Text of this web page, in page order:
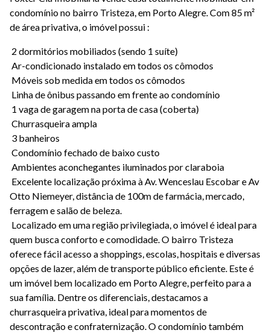
condomínio no bairro Tristeza, em Porto Alegre. Com 85 m²
de área privativa, o imóvel possui :
2 dormitórios mobiliados (sendo 1 suíte)
Ar-condicionado instalado em todos os cômodos
Móveis sob medida em todos os cômodos
Linha de ônibus passando em frente ao condomínio
1 vaga de garagem na porta de casa (coberta)
Churrasqueira ampla
3 banheiros
Condomínio fechado de baixo custo
Ambientes aconchegantes iluminados por claraboia
Excelente localização próxima à Av. Wenceslau Escobar e Av
Otto Niemeyer, distância de 100m de farmácia, mercado,
ferragem e salão de beleza.
Localizado em uma região privilegiada, o imóvel é ideal para
quem busca conforto e comodidade. O bairro Tristeza
oferece fácil acesso a shoppings, escolas, hospitais e diversas
opções de lazer, além de transporte público eficiente. Este é
um imóvel bem localizado em Porto Alegre, perfeito para a
sua família. Dentre os diferenciais, destacamos a
churrasqueira privativa, ideal para momentos de
descontração e confraternização. O condomínio também